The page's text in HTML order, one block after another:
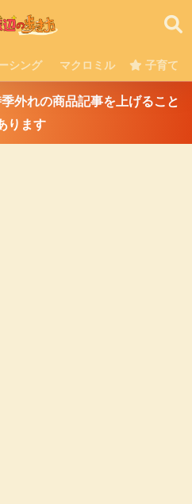
シング マクロミル 子育て
外れの商品記事を上げること
ります